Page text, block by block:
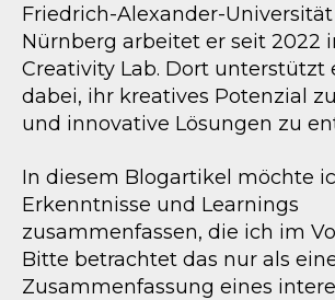
Friedrich-Alexander-
Nürnberg arbeitet er seit 2022
Creativity Lab. Dort unterstützt
dabei, ihr kreatives Potenzial
und innovative Lösungen zu
In diesem Blogartikel möchte
Erkenntnisse und Learnings
zusammenfassen, die ich im
Bitte betrachtet das nur als
Zusammenfassung eines